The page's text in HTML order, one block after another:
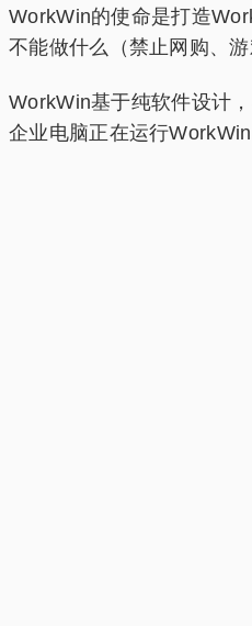
WorkWin的使命是打造
不能做什么（禁止网购、游
WorkWin基于纯软件设计
企业电脑正在运行